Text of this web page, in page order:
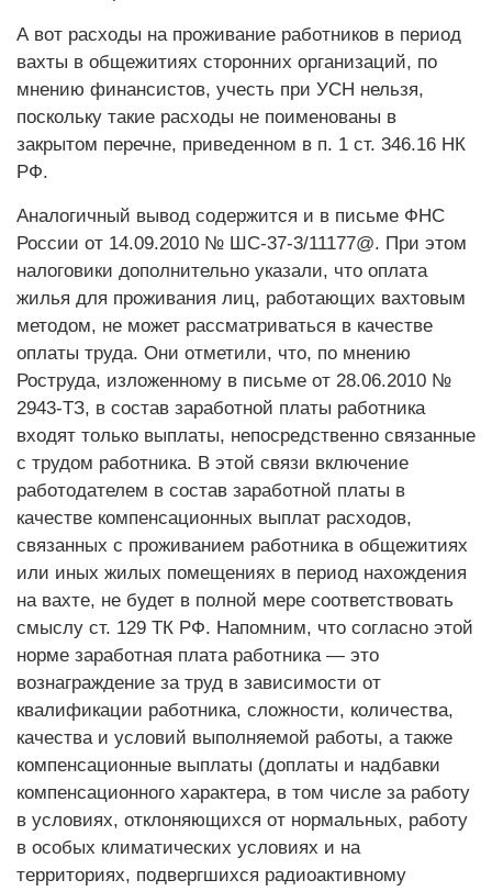
А вот расходы на проживание работников в период
вахты в общежитиях сторонних организаций, по
мнению финансистов, учесть при УСН нельзя,
поскольку такие расходы не поименованы в
закрытом перечне, приведенном в п. 1 ст. 346.16 НК
РФ.
Аналогичный вывод содержится и в письме ФНС
России от 14.09.2010 № ШС-37-3/11177@. При этом
налоговики дополнительно указали, что оплата
жилья для проживания лиц, работающих вахтовым
методом, не может рассматриваться в качестве
оплаты труда. Они отметили, что, по мнению
Роструда, изложенному в письме от 28.06.2010 №
2943-ТЗ, в состав заработной платы работника
входят только выплаты, непосредственно связанные
с трудом работника. В этой связи включение
работодателем в состав заработной платы в
качестве компенсационных выплат расходов,
связанных с проживанием работника в общежитиях
или иных жилых помещениях в период нахождения
на вахте, не будет в полной мере соответствовать
смыслу ст. 129 ТК РФ. Напомним, что согласно этой
норме заработная плата работника — это
вознаграждение за труд в зависимости от
квалификации работника, сложности, количества,
качества и условий выполняемой работы, а также
компенсационные выплаты (доплаты и надбавки
компенсационного характера, в том числе за работу
в условиях, отклоняющихся от нормальных, работу
в особых климатических условиях и на
территориях, подвергшихся радиоактивному